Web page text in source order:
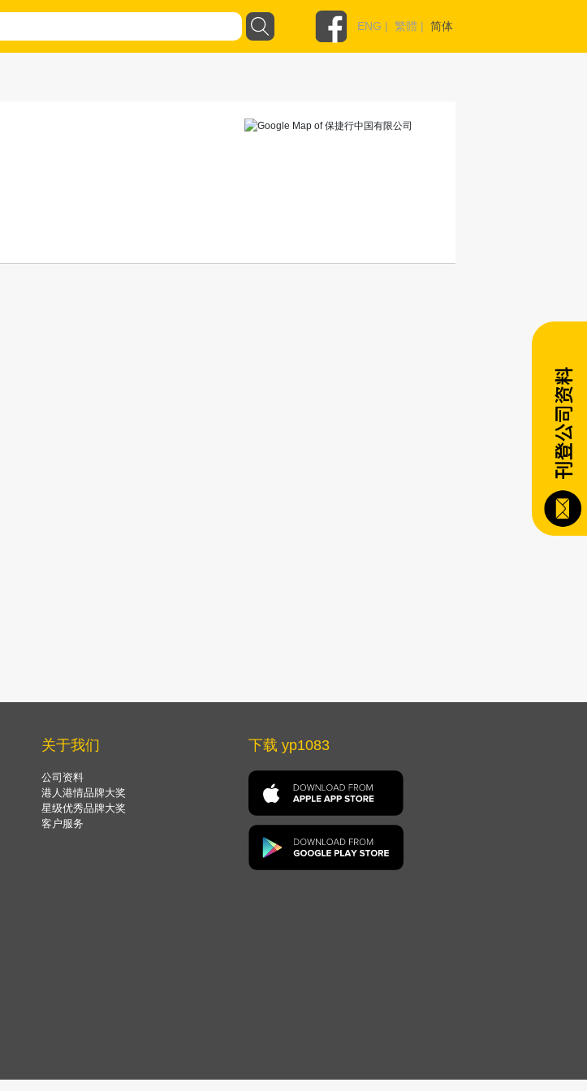
ENG | 繁體 | 简体
关于我们
公司资料
港人港情品牌大奖
星级优秀品牌大奖
客户服务
下载 yp1083